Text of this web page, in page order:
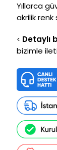
Yıllarca
akrilik renk
< Detaylı
bizimle